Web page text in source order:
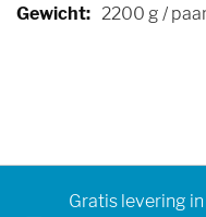
2200 g /
Gratis levering